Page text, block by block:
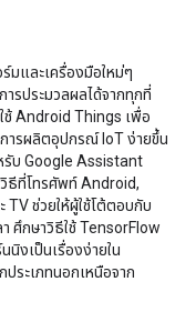
และเครื่องมือใหม่ๆ
รประมวลผลได้จากทุกที่
ช้ Android Things เพื่อ
ารผลิตอุปกรณ์ IoT ง่ายขึ้น
บ Google Assistant
ธีที่โทรศัพท์ Android,
ช่วยให้ผู้ใช้โต้ตอบกับ
ศึกษาวิธีใช้ TensorFlow
นิงเป็นเรื่องง่ายใน
ระเภทนอกเหนือจาก